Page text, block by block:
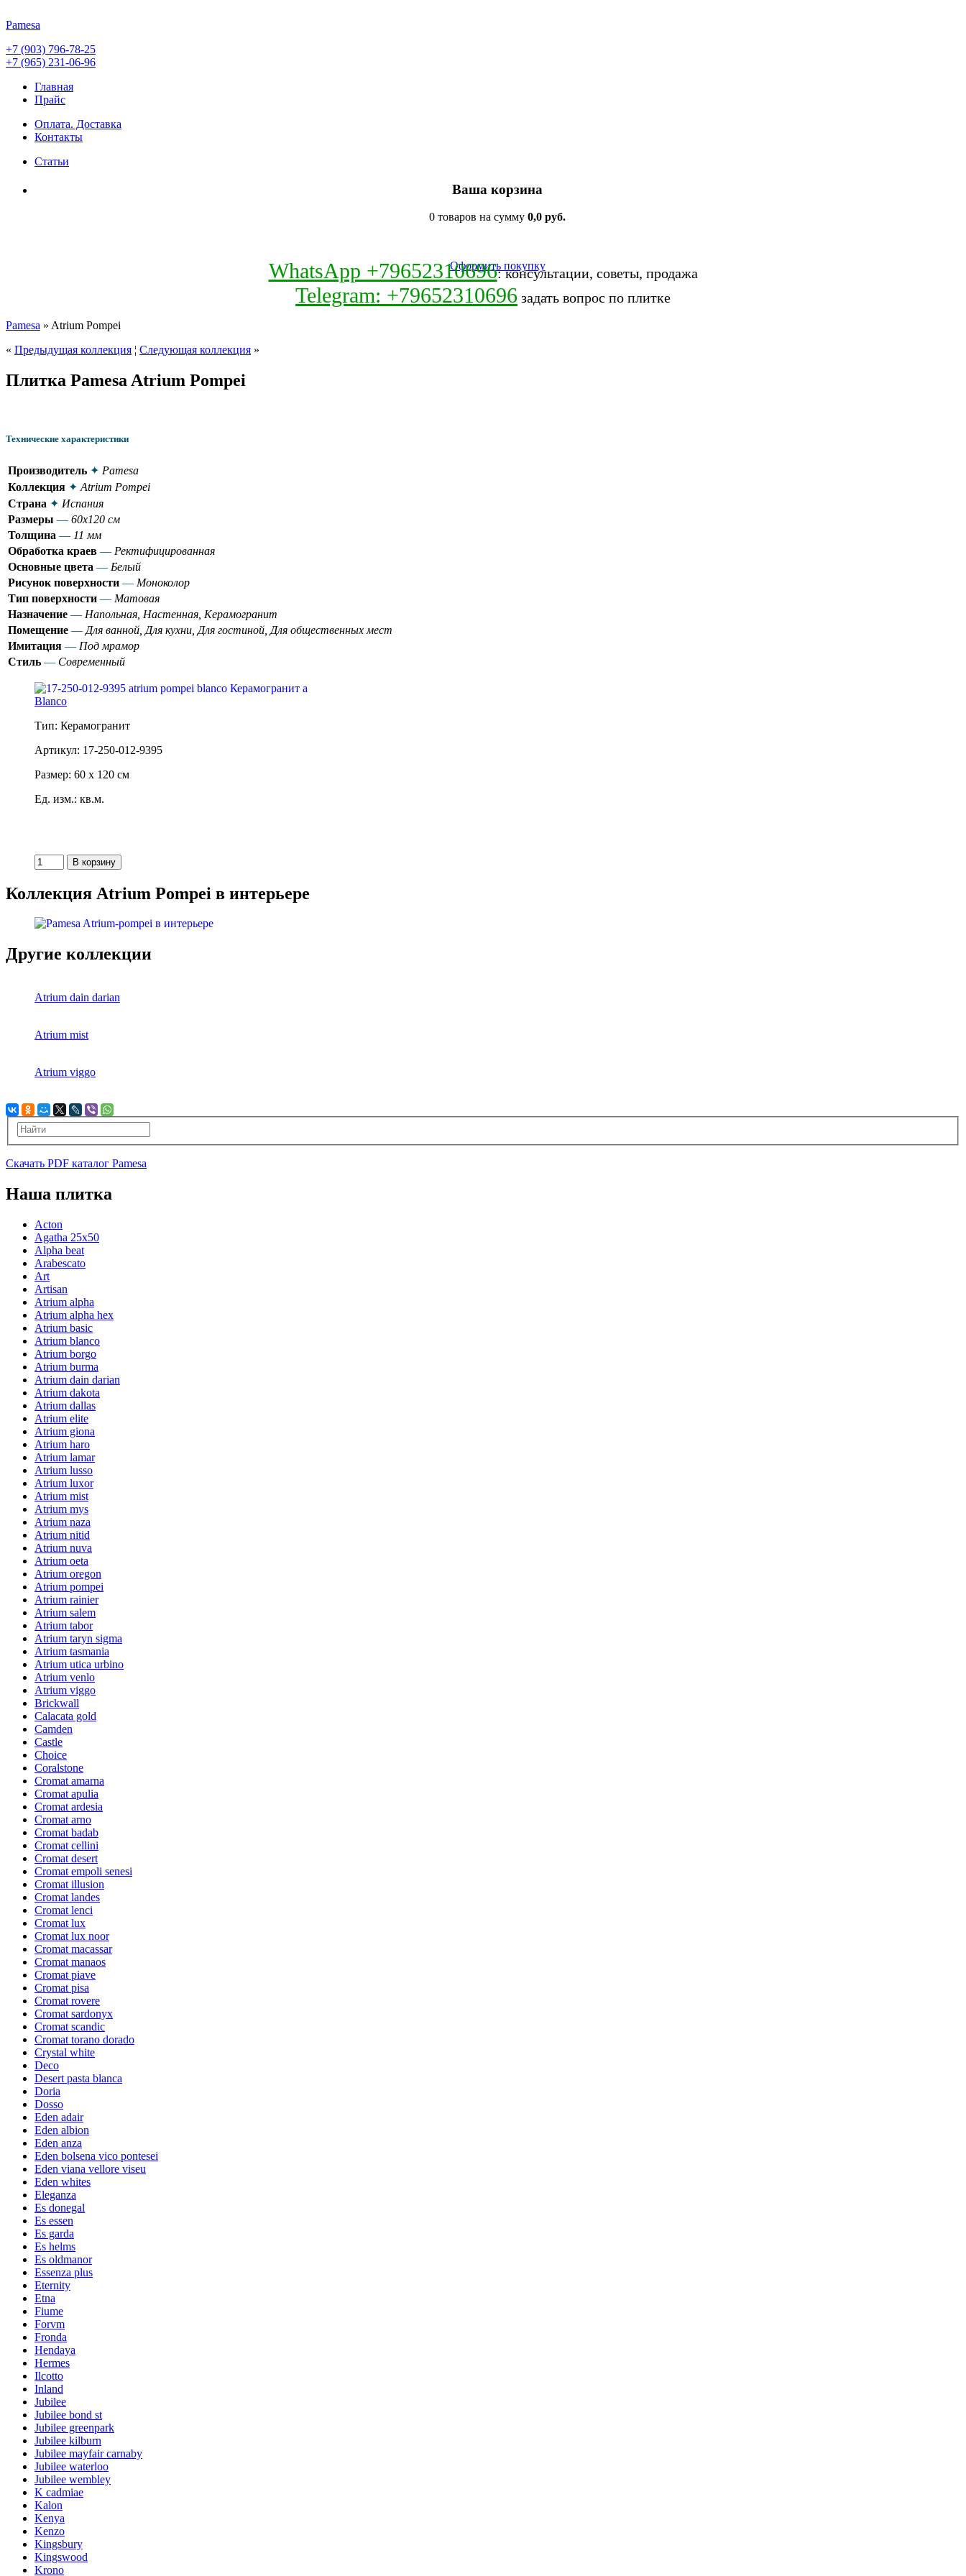
Pamesa
+7 (903) 796-78-25
+7 (965) 231-06-96
Главная
Прайс
Оплата. Доставка
Контакты
Статьи
Ваша корзина
0 товаров на сумму 0,0 руб.
Оформить покупку
WhatsApp +79652310696: консультации, советы, продажа
Telegram: +79652310696 задать вопрос по плитке
Pamesa » Atrium Pompei
« Предыдущая коллекция ¦ Следующая коллекция »
Плитка Pamesa Atrium Pompei
Технические характеристики
Производитель ✦ Pamesa
Коллекция ✦ Atrium Pompei
Страна ✦ Испания
Размеры — 60x120 см
Толщина — 11 мм
Обработка краев — Ректифицированная
Основные цвета — Белый
Рисунок поверхности — Моноколор
Тип поверхности — Матовая
Назначение — Напольная, Настенная, Керамогранит
Помещение — Для ванной, Для кухни, Для гостиной, Для общественных мест
Имитация — Под мрамор
Стиль — Современный
Blanco
Тип: Керамогранит
Артикул: 17-250-012-9395
Размер: 60 x 120 см
Ед. изм.: кв.м.
Коллекция Atrium Pompei в интерьере
Другие коллекции
Atrium dain darian
Atrium mist
Atrium viggo
Скачать PDF каталог Pamesa
Наша плитка
Acton
Agatha 25x50
Alpha beat
Arabescato
Art
Artisan
Atrium alpha
Atrium alpha hex
Atrium basic
Atrium blanco
Atrium borgo
Atrium burma
Atrium dain darian
Atrium dakota
Atrium dallas
Atrium elite
Atrium giona
Atrium haro
Atrium lamar
Atrium lusso
Atrium luxor
Atrium mist
Atrium mys
Atrium naza
Atrium nitid
Atrium nuva
Atrium oeta
Atrium oregon
Atrium pompei
Atrium rainier
Atrium salem
Atrium tabor
Atrium taryn sigma
Atrium tasmania
Atrium utica urbino
Atrium venlo
Atrium viggo
Brickwall
Calacata gold
Camden
Castle
Choice
Coralstone
Cromat amarna
Cromat apulia
Cromat ardesia
Cromat arno
Cromat badab
Cromat cellini
Cromat desert
Cromat empoli senesi
Cromat illusion
Cromat landes
Cromat lenci
Cromat lux
Cromat lux noor
Cromat macassar
Cromat manaos
Cromat piave
Cromat pisa
Cromat rovere
Cromat sardonyx
Cromat scandic
Cromat torano dorado
Crystal white
Deco
Desert pasta blanca
Doria
Dosso
Eden adair
Eden albion
Eden anza
Eden bolsena vico pontesei
Eden viana vellore viseu
Eden whites
Eleganza
Es donegal
Es essen
Es garda
Es helms
Es oldmanor
Essenza plus
Eternity
Etna
Fiume
Forvm
Fronda
Hendaya
Hermes
Ilcotto
Inland
Jubilee
Jubilee bond st
Jubilee greenpark
Jubilee kilburn
Jubilee mayfair carnaby
Jubilee waterloo
Jubilee wembley
K cadmiae
Kalon
Kenya
Kenzo
Kingsbury
Kingswood
Krono